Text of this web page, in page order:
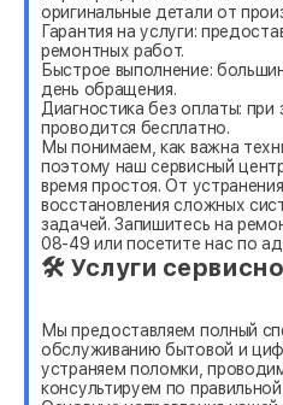
оригинальные детали от
Гарантия на услуги:
ремонтных работ.
Быстрое выполнение:
день обращения.
Диагностика без оплаты: при
проводится бесплатно.
Мы понимаем, как важна
поэтому наш сервисный
время простоя. От
восстановления сложных
задачей. Запишитесь на
08-49 или посетите нас по
🛠 Услуги
Мы предоставляем полный
обслуживанию бытовой и
устраняем поломки,
консультируем по